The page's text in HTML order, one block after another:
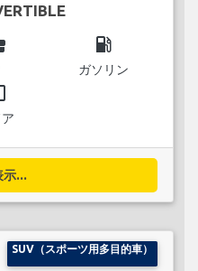
local_gas_station
ガソリン
示...
SUV（スポーツ用多目的車）